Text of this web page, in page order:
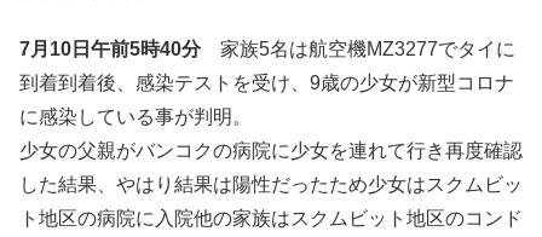
7月10日午前5時40分 家族5名は航空機MZ3277でタイに
到着到着後、感染テストを受け、9歳の少女が新型コロナ
に感染している事が判明。
少女の父親がバンコクの病院に少女を連れて行き再度確認
した結果、やはり結果は陽性だったため少女はスクムビッ
ト地区の病院に入院他の家族はスクムビット地区のコンド